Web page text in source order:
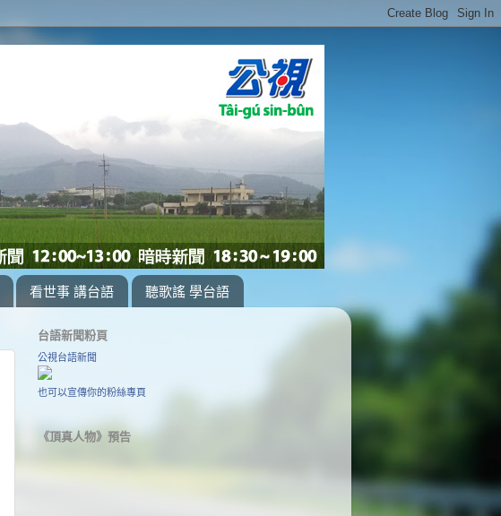
看世事 講台語 聽歌謠 學台語
台語新聞粉頁
公視台語新聞
也可以宣傳你的粉絲專頁
《頂真人物》預告